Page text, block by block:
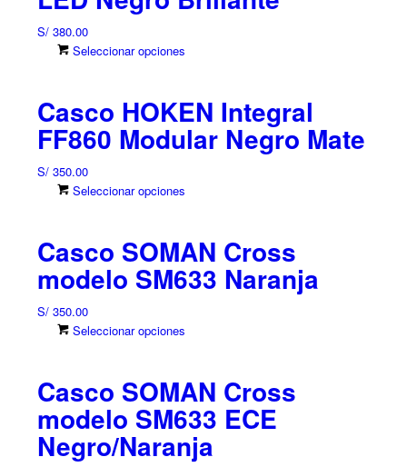
S/380.00
Seleccionar opciones
múltiples
variantes.
Las
en
la
página
Casco HOKEN Integral
FF860 Modular Negro Mate
S/350.00
Seleccionar opciones
múltiples
variantes.
Las
en
la
página
producto
Casco SOMAN Cross
modelo SM633 Naranja
S/350.00
Seleccionar opciones
múltiples
variantes.
Las
opciones
Casco SOMAN Cross
modelo SM633 ECE
Negro/Naranja